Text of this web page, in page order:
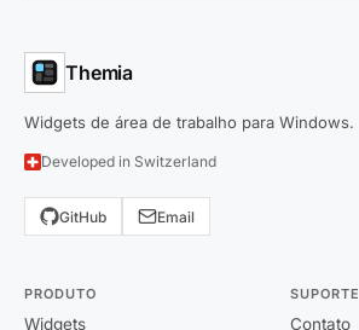
Themia
Widgets de área de trabalho para Windows.
Developed in Switzerland
GitHub Email
PRODUTO
Widgets
SUPORTE
Contato